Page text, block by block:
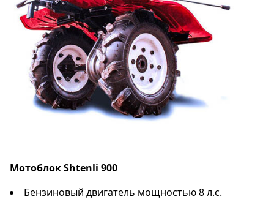
Мотоблок Shtenli 900
Бензиновый двигатель мощностью 8 л.с.